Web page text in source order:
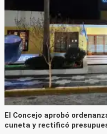
El Concejo aprobó
cuneta y rectificó